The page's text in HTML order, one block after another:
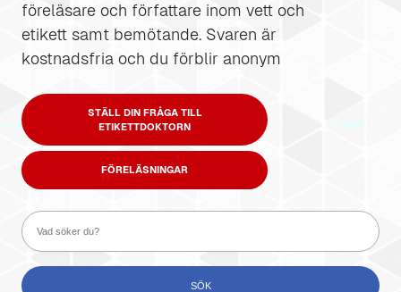
föreläsare och författare inom vett och
etikett samt bemötande. Svaren är
kostnadsfria och du förblir anonym
STÄLL DIN FRÅGA TILL
ETIKETTDOKTORN
FÖRELÄSNINGAR